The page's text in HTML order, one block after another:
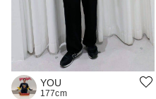
YOU
177cm